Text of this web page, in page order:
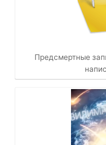
Предсмертные